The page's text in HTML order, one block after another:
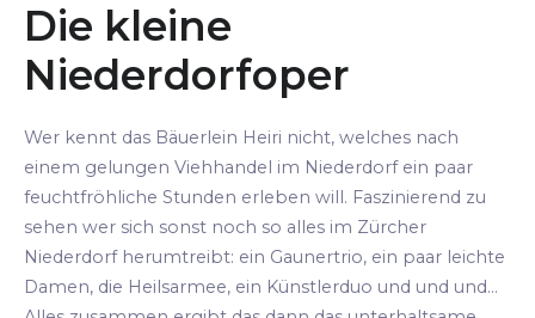
Die kleine
Niederdorfoper
Wer kennt das Bäuerlein Heiri nicht, welches nach
einem gelungen Viehhandel im Niederdorf ein paar
feuchtfröhliche Stunden erleben will. Faszinierend zu
sehen wer sich sonst noch so alles im Zürcher
Niederdorf herumtreibt: ein Gaunertrio, ein paar leichte
Damen, die Heilsarmee, ein Künstlerduo und und und...